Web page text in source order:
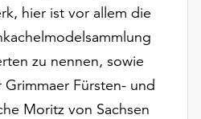
hier ist vor allem die
zu nennen, sowie
Fürsten- und
Moritz von Sachsen